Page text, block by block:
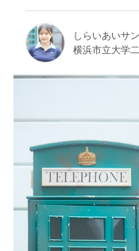
しらいあいサ
横浜市立大学